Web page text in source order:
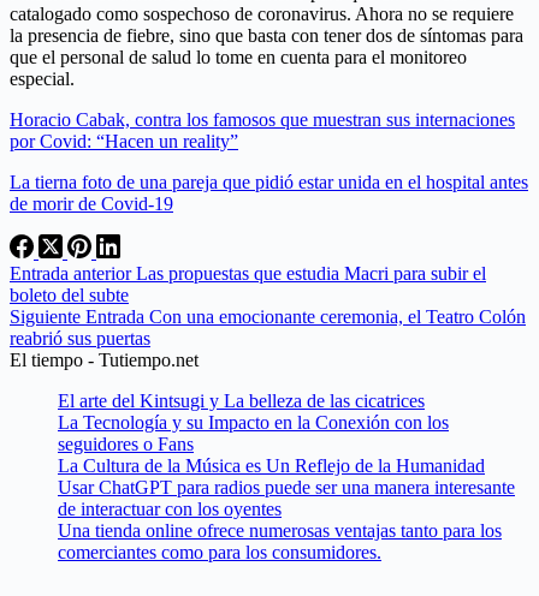
catalogado como sospechoso de coronavirus. Ahora no se requiere
la presencia de fiebre, sino que basta con tener dos de síntomas para
que el personal de salud lo tome en cuenta para el monitoreo
especial.
Horacio Cabak, contra los famosos que muestran sus internaciones
por Covid: “Hacen un reality”
La tierna foto de una pareja que pidió estar unida en el hospital antes
de morir de Covid-19
Entrada anteriorLas propuestas que estudia Macri para subir el
boleto del subte
Siguiente Entrada Con una emocionante ceremonia, el Teatro Colón
reabrió sus puertas
El tiempo - Tutiempo.net
El arte del Kintsugi y La belleza de las cicatrices
La Tecnología y su Impacto en la Conexión con los
seguidores o Fans
La Cultura de la Música es Un Reflejo de la Humanidad
Usar ChatGPT para radios puede ser una manera interesante
de interactuar con los oyentes
Una tienda online ofrece numerosas ventajas tanto para los
comerciantes como para los consumidores.